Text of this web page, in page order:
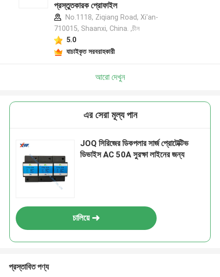
প্রস্তুতকারক প্রোফাইল
No.1118, Ziqiang Road, Xi'an-
710015, Shaanxi, China. ,চীন
5.0
যাচাইকৃত সরবরাহকারী
আরো দেখুন
এর সেরা মূল্য পান
JOQ সিরিজের ডিকপলার সার্জ প্রোটেক্টিভ
ডিভাইস AC 50A সুরক্ষা লাইনের জন্য
চালিয়ে
প্রস্তাবিত পণ্য